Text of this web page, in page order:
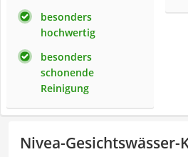
besonders
hochwertig
besonders
schonende
Reinigung
Nivea-